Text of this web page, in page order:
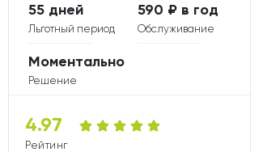
4.97
Рейтинг карты
Льготный период
55 дней
Обслуживание
590 ₽ в год
Решение
Моментально